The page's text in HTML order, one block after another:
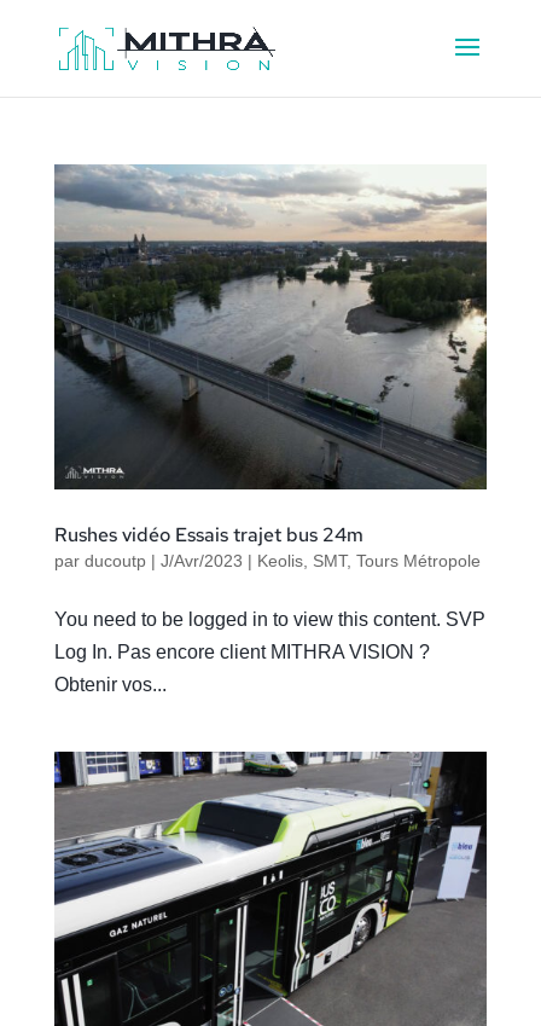
Rushes vidéo Essais trajet bus 24m
par ducoutp| J/Avr/2023 | Keolis, SMT, Tours Métropole
You need to be logged in to view this content. SVP
Log In. Pas encore client MITHRA VISION ?
Obtenir vos...